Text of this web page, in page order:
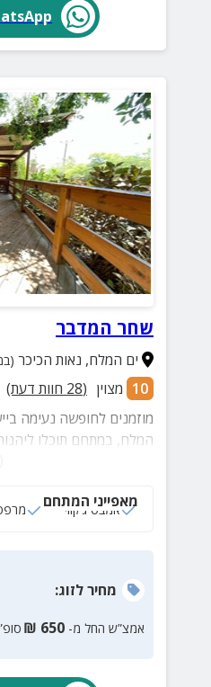
שחר המדבר
ים המלח, נאות הכיכר
10 מצוין (
28 חוות דעת)
מוזמנים לחופשה נעימה
המלח, במתחם תוכלו
המיועדות לחופשה מפנקת,
מאפייני המתחם
אמבט ג‘קוזי
מחירלזוג:
אמצ”ש החל מ- 650
₪